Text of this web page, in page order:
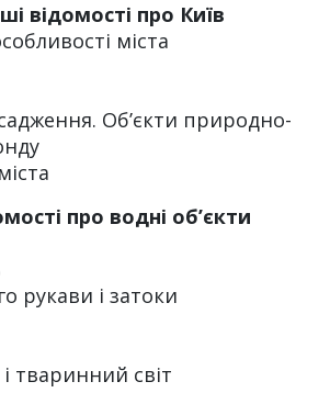
відомості про Київ
міста
Об’єкти природно-
про водні об’єкти
рукави і затоки
тваринний світ